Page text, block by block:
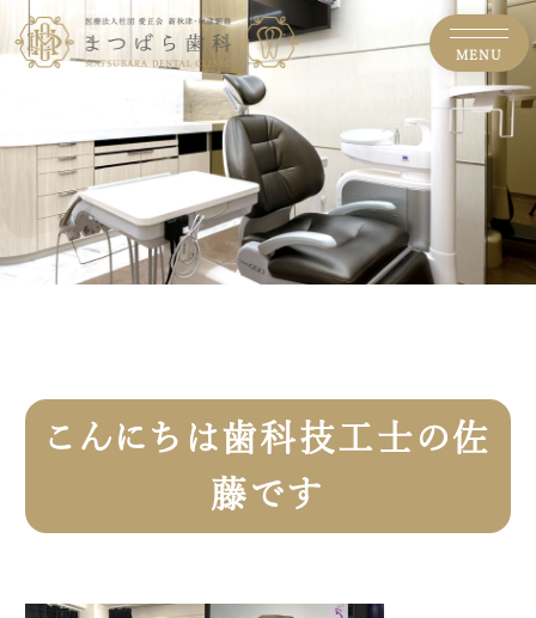
こんにちは歯科技工士の佐
藤です
MENU